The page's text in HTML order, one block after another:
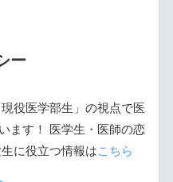
ー
役医学部生」の視点で医
ます！ 医学生・医師の恋
に役立つ情報はこちら